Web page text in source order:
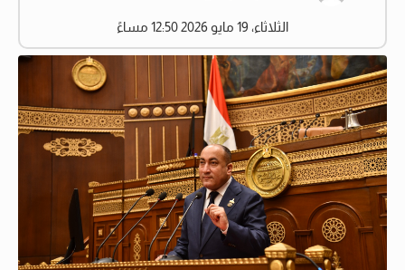
الثلاثاء، 19 مايو 2026 12:50 مساءً